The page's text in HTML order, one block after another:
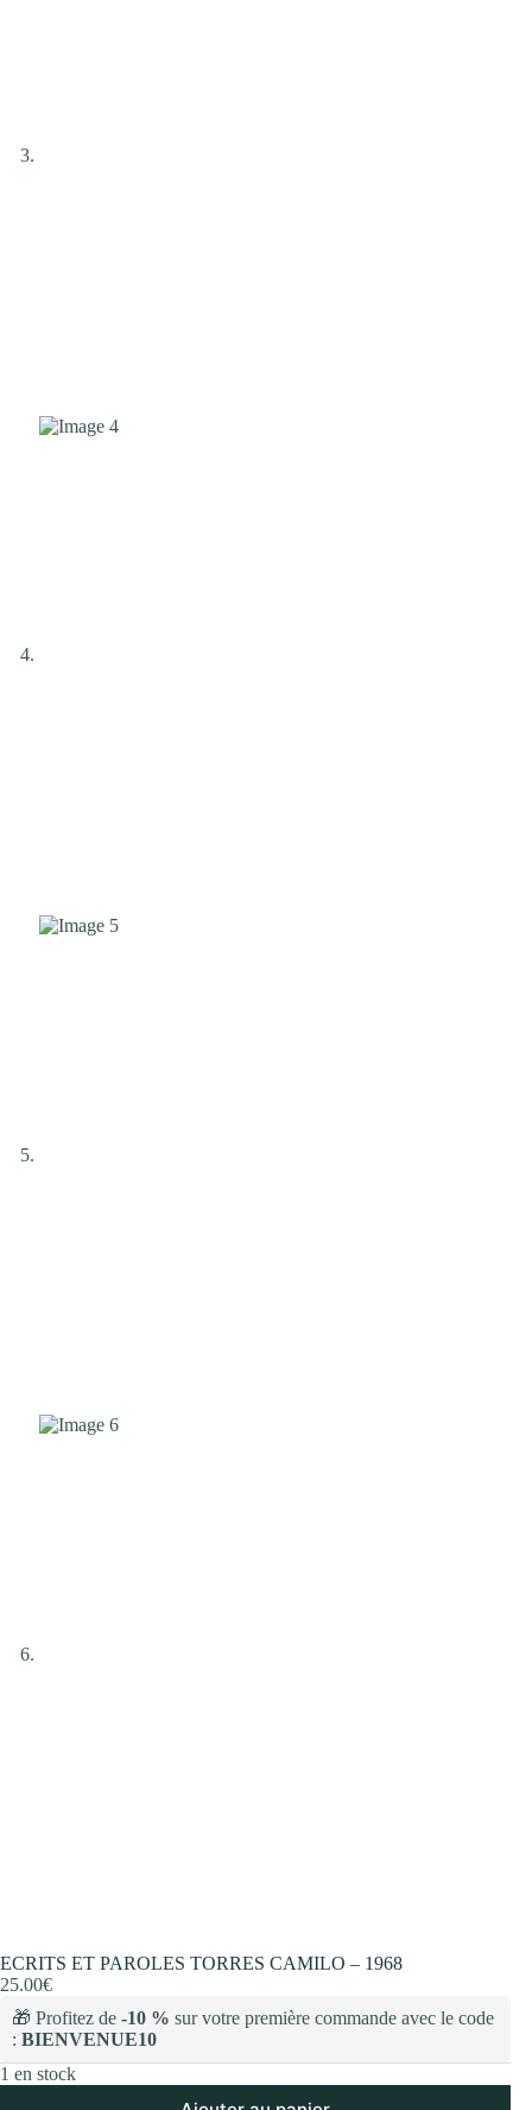
ECRITS ET PAROLES TORRES CAMILO – 1968
25.00€
🎁 Profitez de -10 % sur votre première commande avec le code
: BIENVENUE10
1 en stock